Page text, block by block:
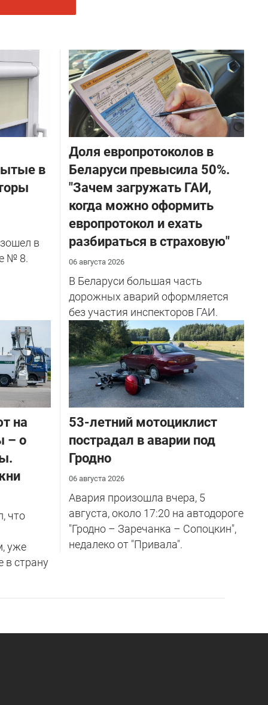
в
в
№ 8.
Доля европротоколов в
Беларуси превысила 50%.
"Зачем загружать ГАИ,
когда можно оформить
европротокол и ехать
разбираться в страховую"
06 августа 2026
В Беларуси большая часть
дорожных аварий оформляется
без участия инспекторов ГАИ.
на
– о
что
уже
в страну
53-летний мотоциклист
пострадал в аварии под
Гродно
06 августа 2026
Авария произошла вчера, 5
августа, около 17:20 на автодороге
"Гродно – Заречанка – Сопоцкин",
недалеко от "Привала".